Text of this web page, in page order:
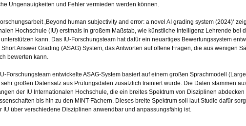
Ungenauigkeiten und Fehler vermieden werden können.
‚Beyond human subjectivity and error: a novel AI grading system (2024)‘
Hochschule (IU) erstmals in großem Maßstab, wie künstliche Intelligenz Lehrende bei
unterstützen kann. Das IU-Forschungsteam hat dafür ein neuartiges Bewertungssystem
Answer Grading (ASAG) System, das Antworten auf offene Fragen, die aus wenigen
bewerten kann.
Forschungsteam entwickelte ASAG-System basiert auf einem großen Sprachmodell
großen Datensatz aus Prüfungsdaten zusätzlich trainiert wurde. Die Daten stammen
der IU Internationalen Hochschule, die ein breites Spektrum von Disziplinen abdecken
bis hin zu den MINT-Fächern. Dieses breite Spektrum soll laut Studie dafür
IU über verschiedene Disziplinen anwendbar und anpassungsfähig ist.